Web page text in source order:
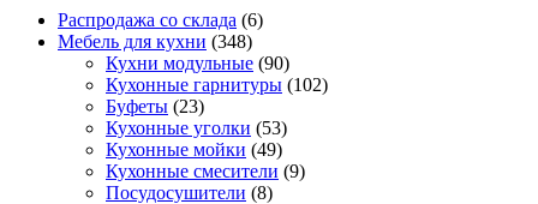
Распродажа со склада (6)
Мебель для кухни (348)
Кухни модульные (90)
Кухонные гарнитуры (102)
Буфеты (23)
Кухонные уголки (53)
Кухонные мойки (49)
Кухонные смесители (9)
Посудосушители (8)